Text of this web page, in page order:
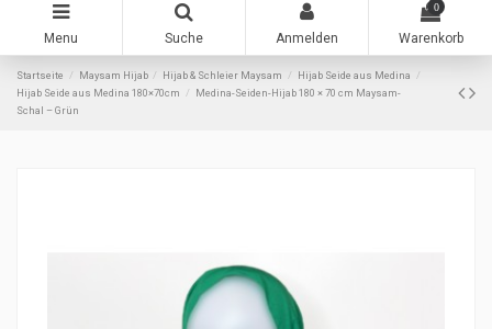
Menu Suche Anmelden
0
Warenkorb
Startseite Maysam Hijab Hijab & Schleier Maysam
Hijab Seide aus Medina
Hijab Seide aus Medina 180×70cm
Medina-Seiden-Hijab 180 × 70 cm Maysam-
Schal – Grün